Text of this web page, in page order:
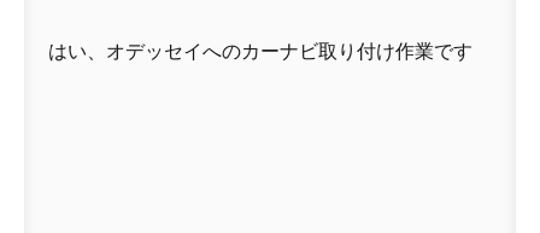
はい、オデッセイへのカーナビ取り付け作業です